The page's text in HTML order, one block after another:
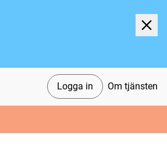
Logga in Om tjänsten